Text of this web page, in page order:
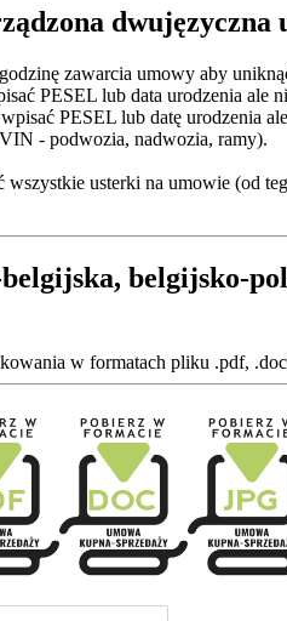
zawarcia umowy aby
PESEL lub data urodzenia
PESEL lub datę urodzenia
- podwozia, nadwozia, ramy).
usterki na umowie (od
belgijsko-
w formatach pliku .pdf,